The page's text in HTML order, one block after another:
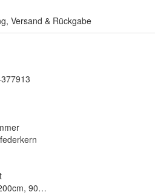
Versand & Rückgabe